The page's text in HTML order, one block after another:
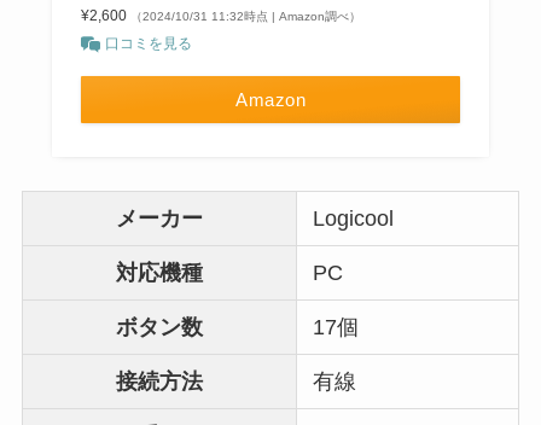
¥2,600
（2024/10/31 11:32時点 | Amazon調べ）
口コミを見る
Amazon
メーカー Logicool
対応機種 PC
ボタン数 17個
接続方法 有線